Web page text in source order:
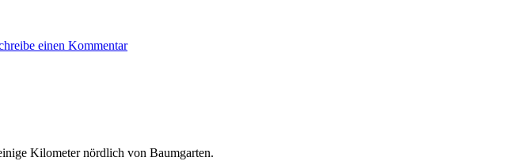
einen Kommentarzu
Kilometer nördlich von Baumgarten.